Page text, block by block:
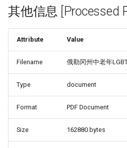
其他信息 [Processed
Attribute Value
Filename 俄勒冈州中老年
Type document
Format PDF Document
Size 162880 bytes